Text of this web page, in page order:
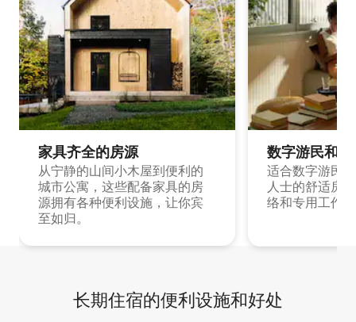
家具齐全的房源
从宁静的山间小木屋到便利的
城市公寓，这些配备家具的房
源拥有各种便利设施，让你宾
至如归。
数字游民和
适合数字游民
人士的舒适房
络和专用工作
长期住宿的便利设施和好处